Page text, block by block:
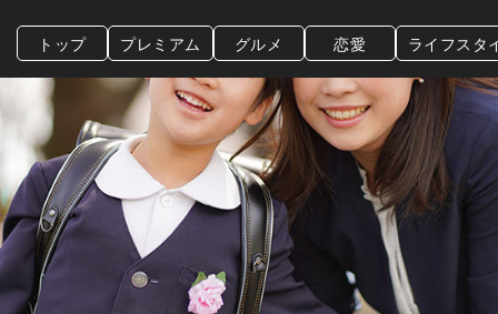
トップ プレミアム グルメ 恋愛 ライフスタ